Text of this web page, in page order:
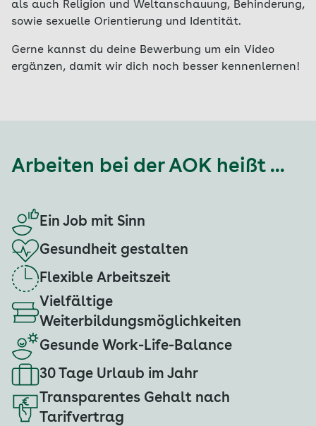
als auch Religion und Weltanschauung, Behinderung,
sowie sexuelle Orientierung und Identität.
Gerne kannst du deine Bewerbung um ein Video
ergänzen, damit wir dich noch besser kennenlernen!
Arbeiten bei der AOK heißt ...
Ein Job mit Sinn
Gesundheit gestalten
Flexible Arbeitszeit
Vielfältige
Weiterbildungsmöglichkeiten
Gesunde Work-Life-Balance
30 Tage Urlaub im Jahr
Transparentes Gehalt nach
Tarifvertrag